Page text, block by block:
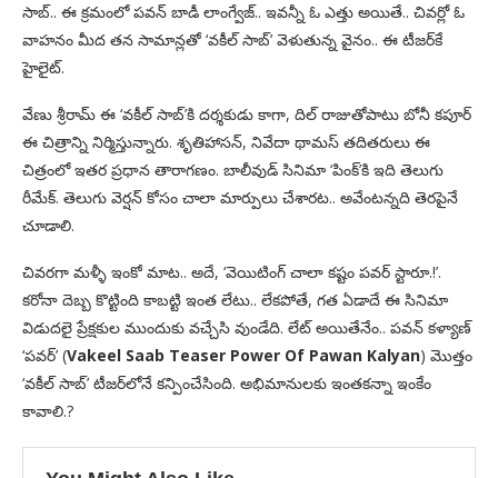
సాబ్‌.. ఈ క్రమంలో పవన్‌ బాడీ లాంగ్వేజ్‌.. ఇవన్నీ ఓ ఎత్తు అయితే.. చివర్లో ఓ
వాహనం మీద తన సామాన్లతో ‘వకీల్‌ సాబ్‌’ వెళుతున్న వైనం.. ఈ టీజర్‌కే
హైలైట్‌.
వేణు శ్రీరామ్‌ ఈ ‘వకీల్‌ సాబ్‌’కి దర్శకుడు కాగా, దిల్‌ రాజుతోపాటు బోనీ కపూర్‌
ఈ చిత్రాన్ని నిర్మిస్తున్నారు. శృతిహాసన్‌, నివేదా థామస్‌ తదితరులు ఈ
చిత్రంలో ఇతర ప్రధాన తారాగణం. బాలీవుడ్‌ సినిమా ‘పింక్‌’కి ఇది తెలుగు
రీమేక్‌. తెలుగు వెర్షన్‌ కోసం చాలా మార్పులు చేశారట.. అవేంటన్నది తెరపైనే
చూడాలి.
చివరగా మళ్ళీ ఇంకో మాట.. అదే, ‘వెయిటింగ్‌ చాలా కష్టం పవర్‌ స్టారూ.!’.
కరోనా దెబ్బ కొట్టింది కాబట్టి ఇంత లేటు.. లేకపోతే, గత ఏడాదే ఈ సినిమా
విడుదలై ప్రేక్షకుల ముందుకు వచ్చేసి వుండేది. లేట్‌ అయితేనేం.. పవన్‌ కళ్యాణ్‌
‘పవర్‌’ (Vakeel Saab Teaser Power Of Pawan Kalyan) మొత్తం
‘వకీల్‌ సాబ్‌’ టీజర్‌లోనే కన్పించేసింది. అభిమానులకు ఇంతకన్నా ఇంకేం
కావాలి.?